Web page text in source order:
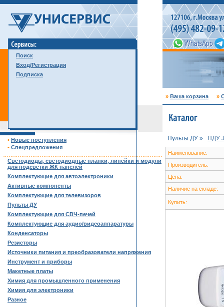
Поиск
Вход/Регистрация
Подписка
» Ваша корзина »
• Новые поступления
• Спецпредложения
Светодиоды, светодиодные планки, линейки и модули
для подсветки ЖК панелей
Комплектующие для автоэлектроники
Активные компоненты
Комплектующие для телевизоров
Пульты ДУ
Комплектующие для СВЧ-печей
Комплектующие для аудио/видеоаппаратуры
Конденсаторы
Резисторы
Источники питания и преобразователи напряжения
Инструмент и приборы
Макетные платы
Химия для промышленного применения
Химия для электроники
Разное
Пульты ДУ » ПДУ
Наименование:
Производитель:
Цена:
Наличие на складе:
Купить: